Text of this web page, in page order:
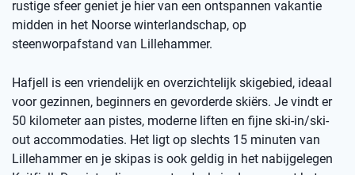
rustige sfeer geniet je hier van een ontspannen vakantie
midden in het Noorse winterlandschap, op
steenworpafstand van Lillehammer.
Hafjell is een vriendelijk en overzichtelijk skigebied, ideaal
voor gezinnen, beginners en gevorderde skiërs. Je vindt er
50 kilometer aan pistes, moderne liften en fijne ski-in/ski-
out accommodaties. Het ligt op slechts 15 minuten van
Lillehammer en je skipas is ook geldig in het nabijgelegen